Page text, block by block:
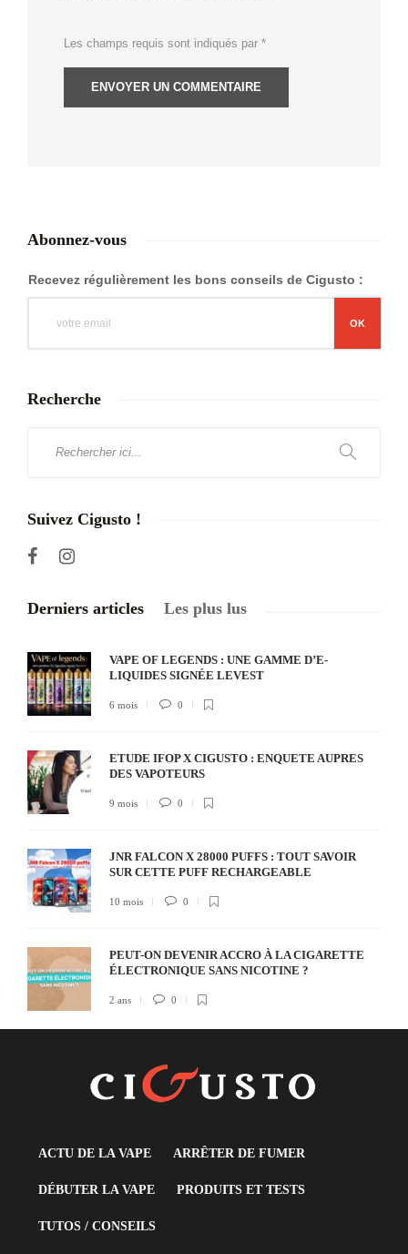
Les champs requis sont indiqués par *
Abonnez-vous
Recevez régulièrement les bons conseils de Cigusto :
Recherche
Suivez Cigusto !
Derniers articles Les plus lus
VAPE OF LEGENDS : UNE GAMME D’E-
LIQUIDES SIGNÉE LEVEST
6 mois 0
ETUDE IFOP X CIGUSTO : ENQUETE AUPRES
DES VAPOTEURS
9 mois 0
JNR FALCON X 28000 PUFFS : TOUT SAVOIR
SUR CETTE PUFF RECHARGEABLE
10 mois 0
PEUT-ON DEVENIR ACCRO À LA CIGARETTE
ÉLECTRONIQUE SANS NICOTINE ?
2 ans 0
ACTU DE LA VAPE ARRÊTER DE FUMER
DÉBUTER LA VAPE PRODUITS ET TESTS
TUTOS / CONSEILS